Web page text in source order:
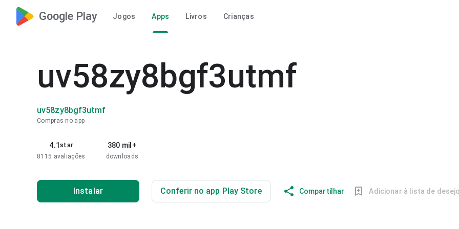
Google Play Jogos Apps Livros Crianças
uv58zy8bgf3utmf
uv58zy8bgf3utmf
Compras no app
4.1star
8115 avaliações
380 mil+
downloads
Instalar Conferir no app Play Store Compartilhar Adicionar à lista de